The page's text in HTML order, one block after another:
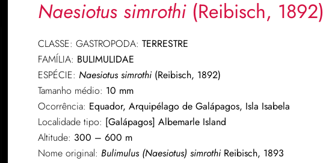
Naesiotus simrothi(Reibisch, 1892)
CLASSE: GASTROPODA: TERRESTRE
FAMÍLIA: BULIMULIDAE
ESPÉCIE: Naesiotus simrothi(Reibisch, 1892)
Tamanho médio: 10 mm
Ocorrência: Equador, Arquipélago de Galápagos, Isla Isabela
Localidade tipo: [Galápagos] Albemarle Island
Altitude: 300 – 600 m
Nome original: Bulimulus (Naesiotus) simrothiReibisch, 1893